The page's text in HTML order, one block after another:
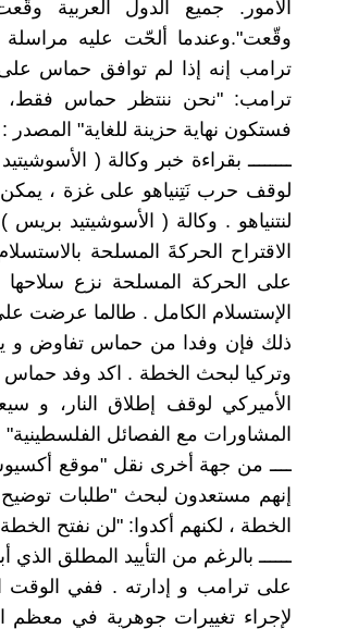
الأمور. جميع الدول العربية
ترامب إنه إذا لم توافق حماس على
ترامب: "نحن ننتظر حماس فقط،
فستكون نهاية حزينة للغاية" المصدر : CNN 30 سبتمبر .
ــــــــ بقراءة خبر وكالة (
لوقف حرب نَتِنياهو على غزة ،
لنتنياهو . وكالة ( الأسوشيتيد
الاقتراح الحركةَ المسلحة
على الحركة المسلحة نزع سلاحها
الإستسلام الكامل . طالما عرضت
ذلك فإن وفدا من حماس تفاوض و
وتركيا لبحث الخطة . اكد وفد حماس
الأميركي لوقف إطلاق النار،
المشاورات مع الفصائل الفلسطينية"
ــــ من جهة أخرى نقل "موقع
إنهم مستعدون لبحث "طلبات
الخطة ، لكنهم أكدوا: "لن نفتح
ــــــ بالرغم من التأييد المطلق
على ترامب و إدارته . ففي الوقت
لإجراء تغييرات جوهرية في معظم